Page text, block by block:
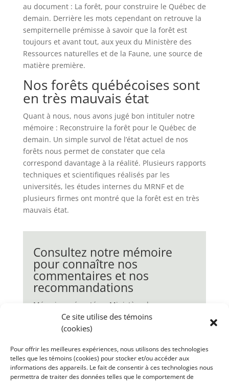
Ce site utilise des témoins
(cookies)
Pour offrir les meilleures expériences, nous utilisons des technologies
telles que les témoins (cookies) pour stocker et/ou accéder aux
informations des appareils. Le fait de consentir à ces technologies nous
permettra de traiter des données telles que le comportement de
au document : La forêt, pour construire le Québec de
demain. Derrière les mots cependant on retrouve la
sempiternelle prémisse à savoir que la forêt est
toujours et avant tout, aux yeux du Ministère des
Ressources naturelles et de la Faune, une source de
matière première.
Nos forêts québécoises sont
en très mauvais état
Quant à nous, nous avons jugé bon intituler notre
mémoire : Reconstruire la forêt pour le Québec de
demain. Un simple survol de l’état actuel de nos
forêts nous permet de constater que cela
correspond davantage à la réalité. Plusieurs rapports
techniques et scientifiques réalisés par les
universités, les études internes du MRNF et de
plusieurs firmes ont montré que la forêt est en très
mauvais état.
Consultez notre mémoire
pour connaître nos
commentaires et nos
recommandations
Mémoire présenté au Ministère des
Ressources naturelles et de la Faune du
Québec par l’Action boréale en avril 2008.
Téléchargez le mémoire